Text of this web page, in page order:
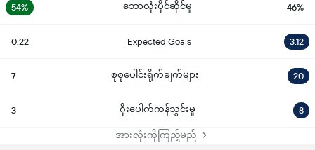
54% ဘောလုံးပိုင်ဆိုင်မှု 46%
0.22 Expected Goals 3.12
7 စုစုပေါင်းရိုက်ချက်များ 20
3 ဂိုးပေါက်ကန်သွင်းမှု 8
အားလုံးကိုကြည့်မည်